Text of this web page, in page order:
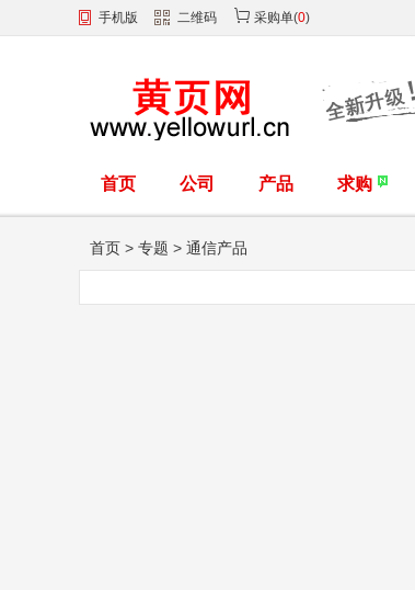
手机版 二维码 采购单(0)
首页 公司 产品 求购
首页 > 专题 > 通信产品